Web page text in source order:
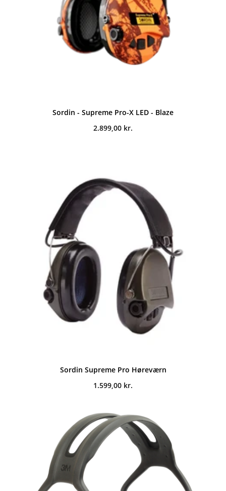
Sordin - Supreme Pro-X LED - Blaze
2.899,00 kr.
Sordin Supreme Pro Høreværn
1.599,00 kr.